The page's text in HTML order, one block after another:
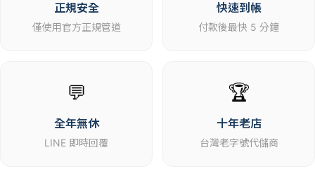
正規安全
僅使用官方正規管道
快速到帳
付款後最快 5 分鐘
💬
全年無休
LINE 即時回覆
🏆
十年老店
台灣老字號代儲商